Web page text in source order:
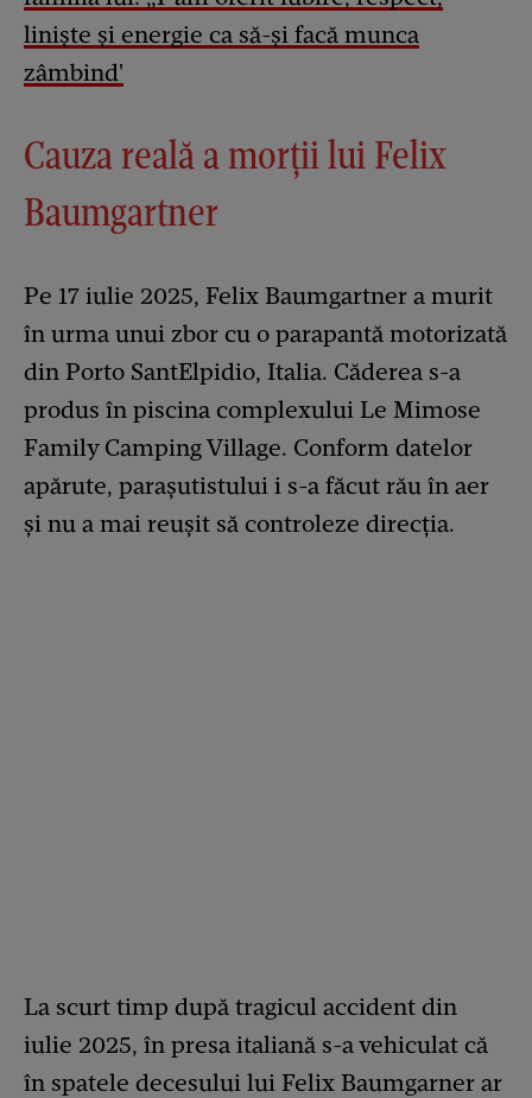
liniște și energie ca să-și facă munca
zâmbind'
Cauza reală a morții lui Felix
Baumgartner
Pe 17 iulie 2025, Felix Baumgartner a murit
în urma unui zbor cu o parapantă motorizată
din Porto SantElpidio, Italia. Căderea s-a
produs în piscina complexului Le Mimose
Family Camping Village. Conform datelor
apărute, parașutistului i s-a făcut rău în aer
și nu a mai reușit să controleze direcția.
La scurt timp după tragicul accident din
iulie 2025, în presa italiană s-a vehiculat că
în spatele decesului lui Felix Baumgarner ar